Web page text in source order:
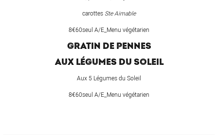
carottes Ste Aimable
8€60seul A/E_Menu végétarien
GRATIN DE PENNES
AUX LÉGUMES DU SOLEIL
Aux 5 Légumes du Soleil
8€60seul A/E_Menu végétarien